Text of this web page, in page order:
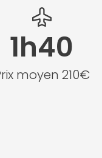
1h40
moyen 210€